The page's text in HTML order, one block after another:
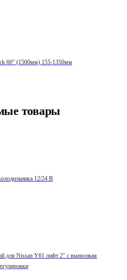
60" (1500мм) 155-1350мм
товары
12/24 В
для Nissan Y61 лифт 2" с выносным